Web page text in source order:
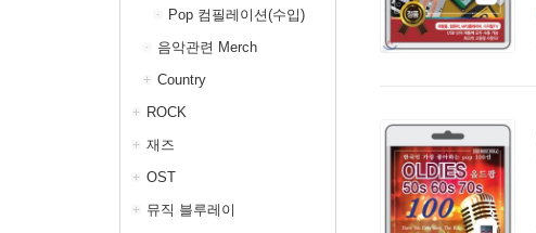
Pop 컴필레이션(수입)
음악관련 Merch
Country
ROCK
재즈
OST
뮤직 블루레이